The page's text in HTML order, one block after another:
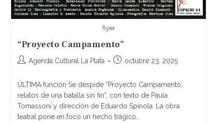
flyer
“Proyecto Campamento”
Agenda Cultural La Plata octubre 23, 2025
ÚLTIMA función Se despide “Proyecto Campamento,
relatos de una batalla sin fin”, con texto de Paula
Tomassoni y dirección de Eduardo Spínola. La obra
teatral pone en foco un hecho trágico…